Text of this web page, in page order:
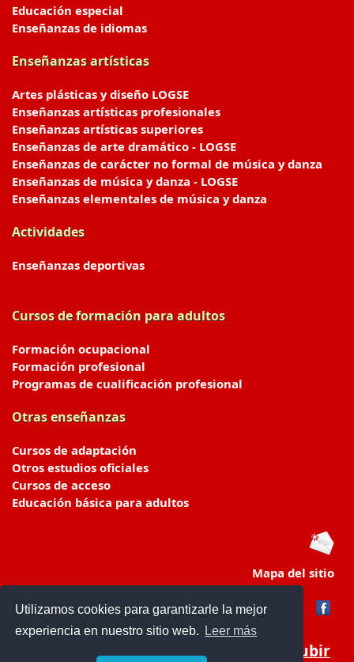
Utilizamos cookies para garantizarle la mejor
experiencia en nuestro sitio web.
Leer más
Educación especial
Enseñanzas de idiomas
Enseñanzas artísticas
Artes plásticas y diseño LOGSE
Enseñanzas artísticas profesionales
Enseñanzas artísticas superiores
Enseñanzas de arte dramático - LOGSE
Enseñanzas de carácter no formal de música y danza
Enseñanzas de música y danza - LOGSE
Enseñanzas elementales de música y danza
Actividades
Enseñanzas deportivas
Cursos de formación para adultos
Formación ocupacional
Formación profesional
Programas de cualificación profesional
Otras enseñanzas
Cursos de adaptación
Otros estudios oficiales
Cursos de acceso
Educación básica para adultos
Mapa del sitio
Subir